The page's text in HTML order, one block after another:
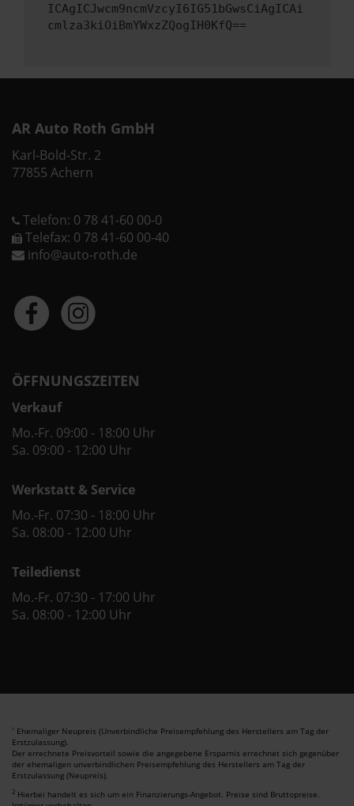
ICAgICJwcm9ncmVzcyI6IG51bGwsCiAgICAi
cmlza3kiOiBmYWxzZQogIH0KfQ==
AR Auto Roth GmbH
Karl-Bold-Str. 2
77855 Achern
Telefon: 0 78 41-60 00-0
Telefax: 0 78 41-60 00-40
info@auto-roth.de
ÖFFNUNGSZEITEN
Verkauf
Mo.-Fr. 09:00 - 18:00 Uhr
Sa. 09:00 - 12:00 Uhr
Werkstatt & Service
Mo.-Fr. 07:30 - 18:00 Uhr
Sa. 08:00 - 12:00 Uhr
Teiledienst
Mo.-Fr. 07:30 - 17:00 Uhr
Sa. 08:00 - 12:00 Uhr
1 Ehemaliger Neupreis (Unverbindliche Preisempfehlung des Herstellers am Tag der
Erstzulassung).
Der errechnete Preisvorteil sowie die angegebene Ersparnis errechnet sich gegenüber
der ehemaligen unverbindlichen Preisempfehlung des Herstellers am Tag der
Erstzulassung (Neupreis).
2 Hierbei handelt es sich um ein Finanzierungs-Angebot. Preise sind Bruttopreise.